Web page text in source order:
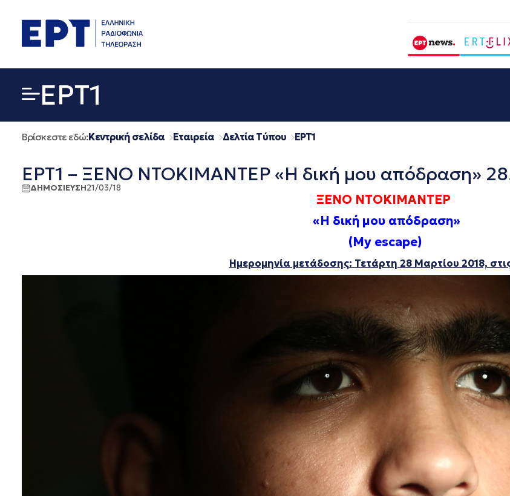
περιεχόμενο
EΡΤ1
Βρίσκεστε εδώ:Κεντρική σελίδα Εταιρεία Δελτία Τύπου EΡΤ1
ΕΡΤ1 – ΞΕΝΟ ΝΤΟΚΙΜΑΝΤΕΡ «Η δική μου απόδραση»
ΔΗΜΟΣΙΕΥΣΗ21/03/18
ΞΕΝΟ ΝΤΟΚΙΜΑΝΤΕΡ
«Η δική μου απόδραση»
(My escape)
Ημερομηνία μετάδοσης: Τετάρτη 28 Μαρτίου 2018,